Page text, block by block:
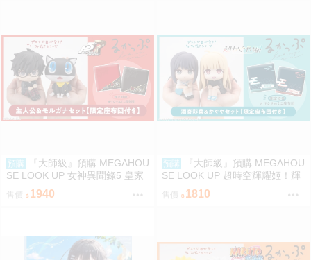
預購
『大師級』預購 MEGAHOU
SE LOOK UP 女神異聞錄5 皇家
版 主人公＆摩爾加納 套組 附特
售價 1940
預購
『大師級』預購 MEGAHOU
SE LOOK UP 超時空輝耀姬！輝
耀&酒寄彩葉 套組 附特典
售價 1810